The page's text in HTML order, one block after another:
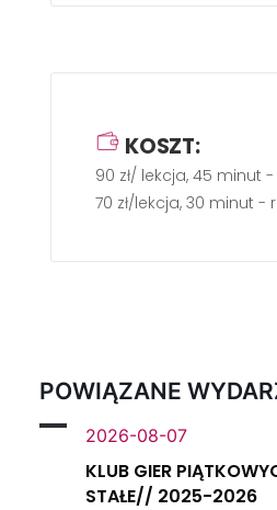
KOSZT:
90 zł/ lekcja, 45 minut
70 zł/lekcja, 30 minut
POWIĄZANE
2026-08-07
KLUB GIER
STAŁE// 2025-2026